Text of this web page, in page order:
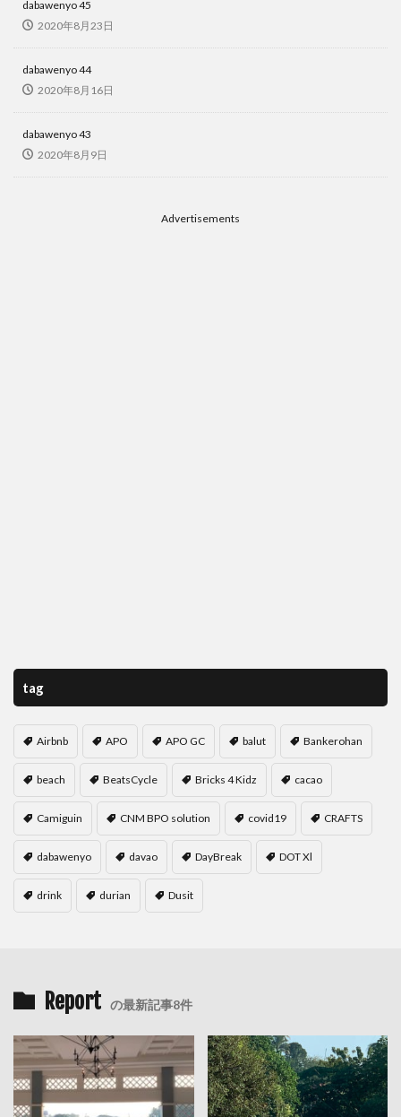
dabawenyo 45
2020年8月23日
dabawenyo 44
2020年8月16日
dabawenyo 43
2020年8月9日
Advertisements
tag
Airbnb APO APO GC balut Bankerohan
beach BeatsCycle Bricks 4 Kidz cacao
Camiguin CNM BPO solution covid19 CRAFTS
dabawenyo davao DayBreak DOT Xl
drink durian Dusit
Report の最新記事8件